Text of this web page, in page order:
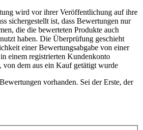
wird vor ihrer Veröffentlichung auf ihre
sichergestellt ist, dass Bewertungen nur
die die bewerteten Produkte auch
haben. Die Überprüfung geschieht
einer Bewertungsabgabe von einer
einem registrierten Kundenkonto
von dem aus ein Kauf getätigt wurde
vorhanden. Sei der Erste, der